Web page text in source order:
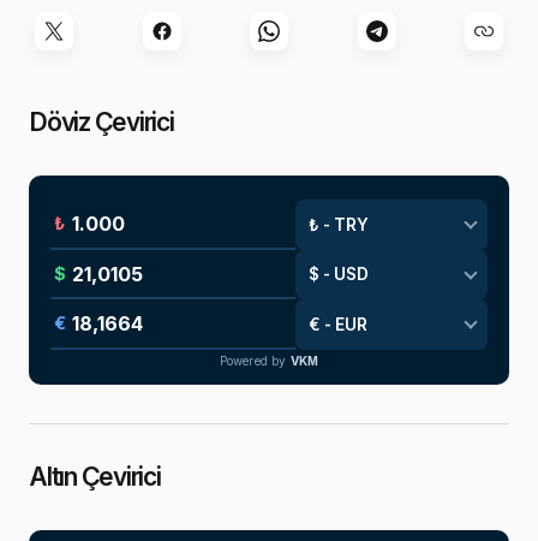
Döviz Çevirici
₺
$
€
Powered by VKM
Altın Çevirici